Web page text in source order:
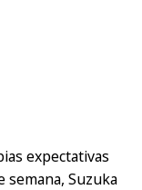
expectativas
semana, Suzuka